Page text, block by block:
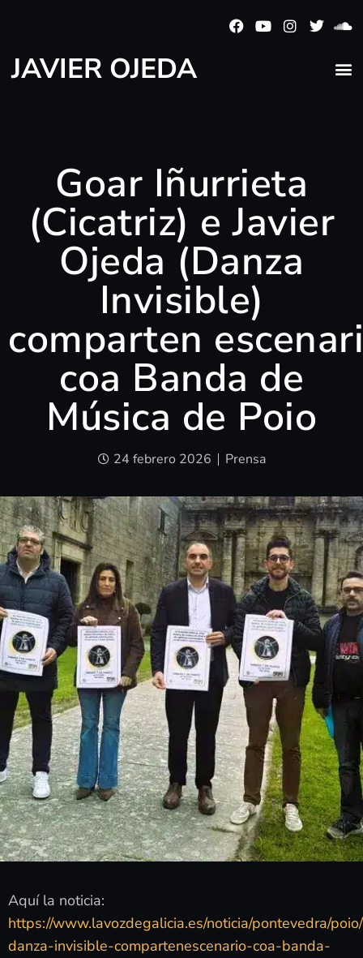
JAVIER OJEDA
Goar Iñurrieta
(Cicatriz) e Javier
Ojeda (Danza
Invisible)
comparten
coa Banda de
Música de Poio
24 febrero 2026 Prensa
Aquí la noticia:
https://www.lavozdegalicia.es/noticia/pontevedra/
danza-invisible-compartenescenario-coa-banda-